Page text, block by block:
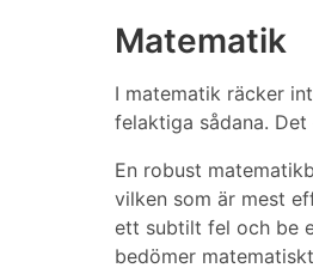
Matematik
I matematik räcker
felaktiga sådana.
En robust
vilken som är mest
ett subtilt fel och be
bedömer